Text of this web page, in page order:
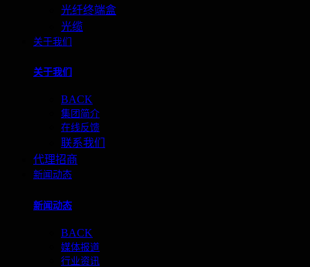
光纤终端盒
光缆
关于我们
关于我们
BACK
集团简介
在线反馈
联系我们
代理招商
新闻动态
新闻动态
BACK
媒体报道
行业资讯